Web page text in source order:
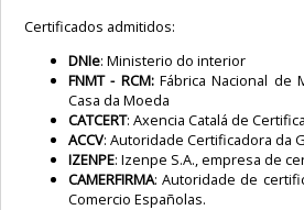
Certificados admitidos:
DNIe: Ministerio do interior
FNMT - RCM:Fábrica Nacional de
Casa da Moeda
CATCERT: Axencia Catalá de
ACCV: Autoridade Certificadora da
IZENPE: Izenpe S.A., empresa de
CAMERFIRMA: Autoridade de
Comercio Españolas.